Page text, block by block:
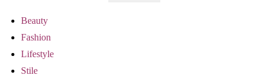
Beauty
Fashion
Lifestyle
Stile